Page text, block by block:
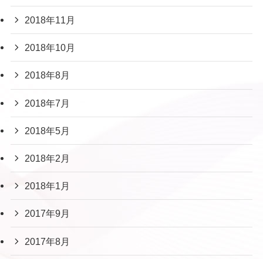
2018年11月
2018年10月
2018年8月
2018年7月
2018年5月
2018年2月
2018年1月
2017年9月
2017年8月